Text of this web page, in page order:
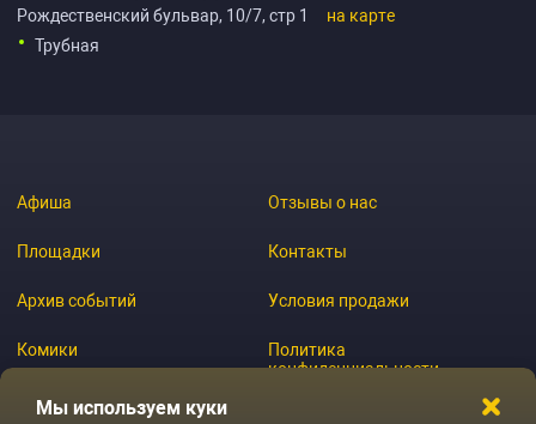
Рождественский бульвар, 10/7, стр 1
на карте
Трубная
Афиша
Площадки
Архив событий
Комики
Журнал
Отзывы о нас
Контакты
Условия продажи
Политика
конфиденциальности
Мы используем куки